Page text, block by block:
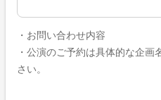
・お問い合わせ内容
・公演のご予約は具体的な企
さい。